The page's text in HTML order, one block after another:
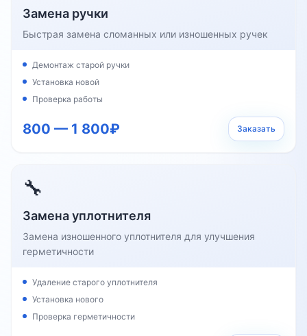
Замена ручки
Быстрая замена сломанных или изношенных ручек
Демонтаж старой ручки
Установка новой
Проверка работы
800 — 1 800₽ Заказать
🔧
Замена уплотнителя
Замена изношенного уплотнителя для улучшения
герметичности
Удаление старого уплотнителя
Установка нового
Проверка герметичности